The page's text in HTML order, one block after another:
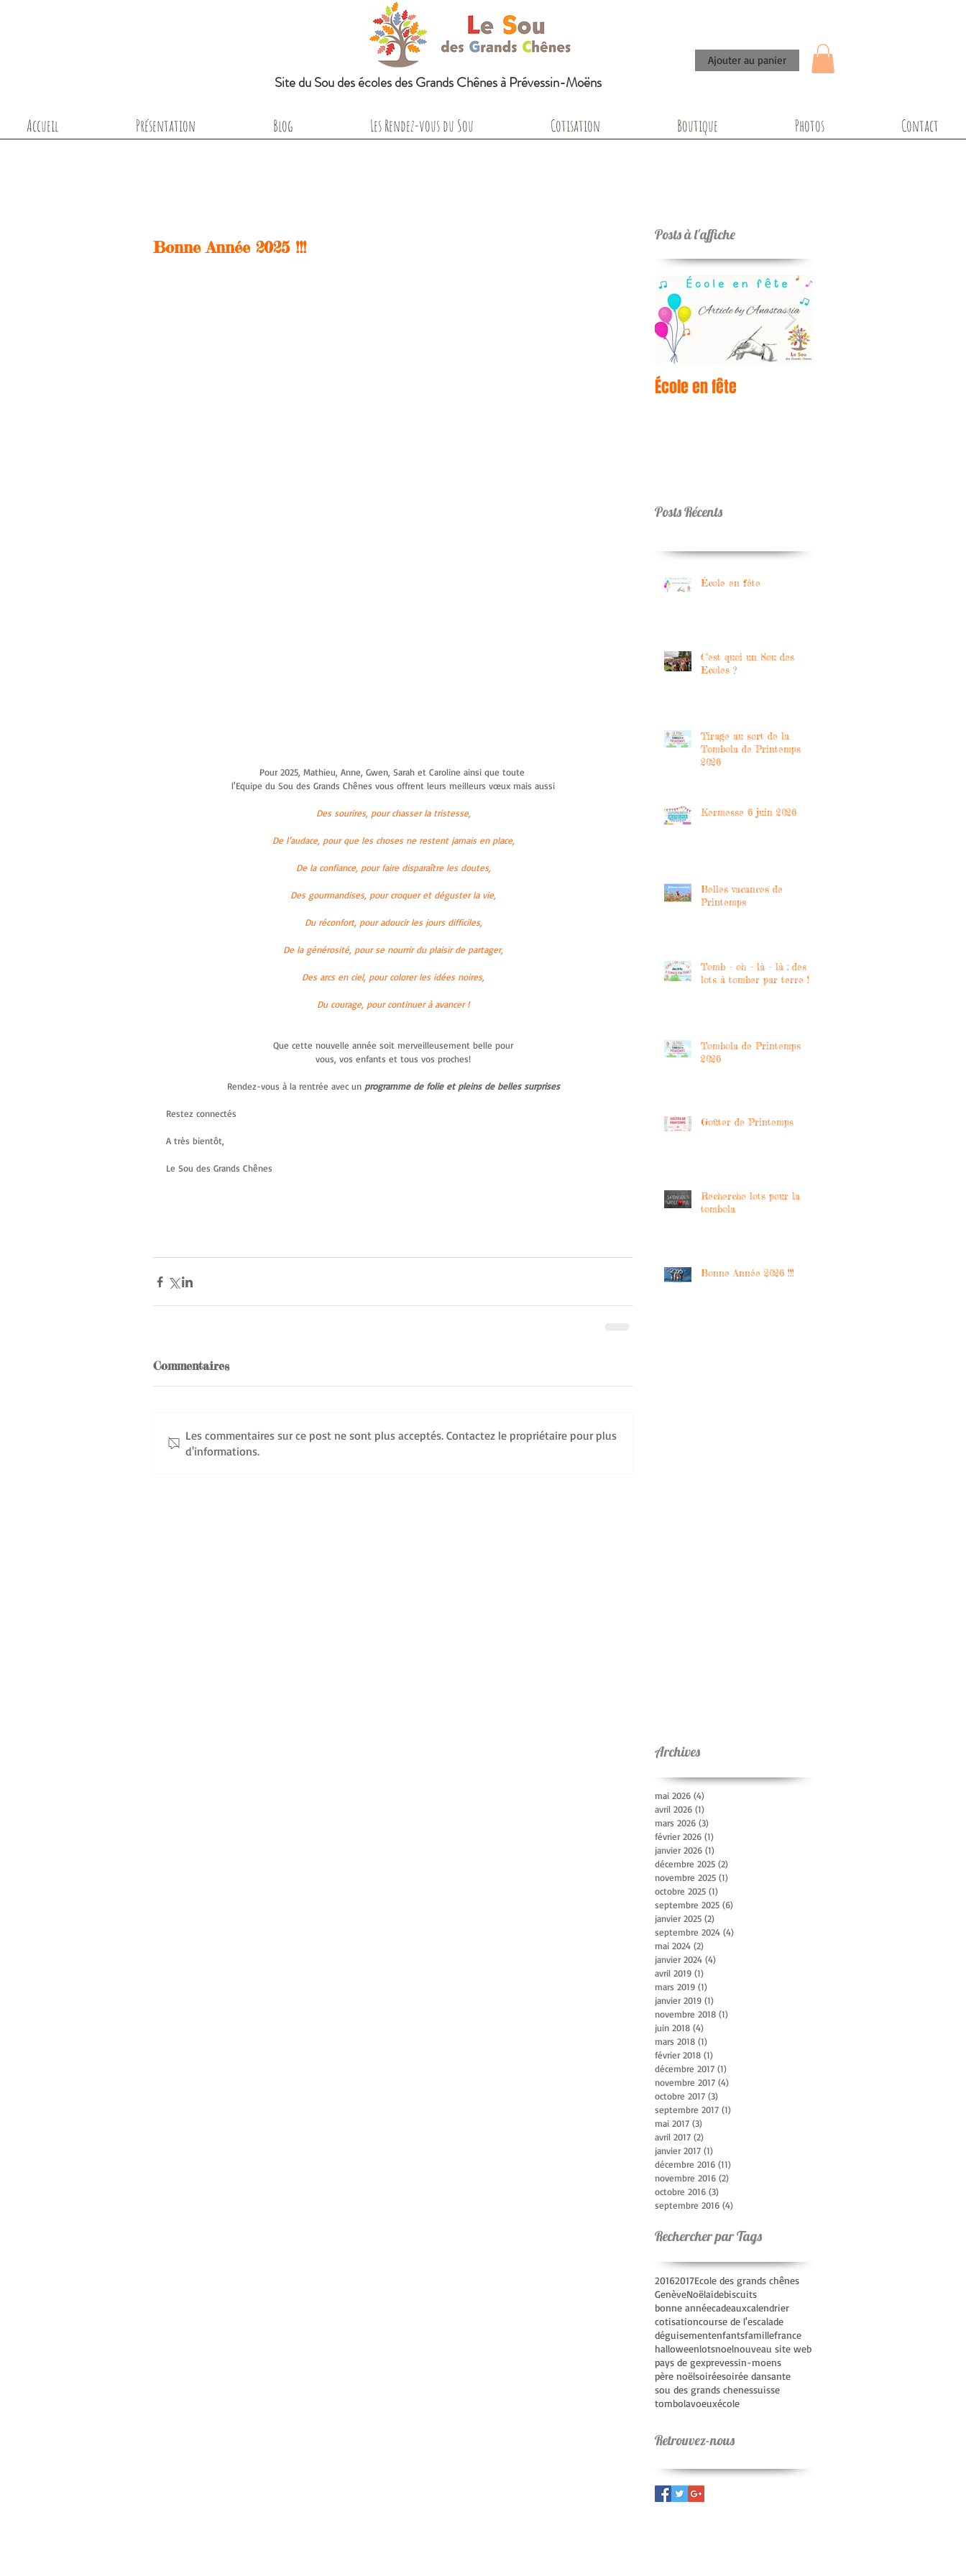
Site du Sou des écoles des Grands Chênes à Prévessin-Moëns
Ajouter au panier
Accueil Présentation Blog Les Rendez-vous du Sou Cotisation Boutique Photos Contact
Bonne Année 2025 !!!
Pour 2025, Mathieu, Anne, Gwen, Sarah et Caroline ainsi que toute
l'Equipe du Sou des Grands Chênes vous offrent leurs meilleurs vœux mais aussi
Des sourires, pour chasser la tristesse,
De l’audace, pour que les choses ne restent jamais en place,
De la confiance, pour faire disparaître les doutes,
Des gourmandises, pour croquer et déguster la vie,
Du réconfort, pour adoucir les jours difficiles,
De la générosité, pour se nourrir du plaisir de partager,
Des arcs en ciel, pour colorer les idées noires,
Du courage, pour continuer à avancer !
Que cette nouvelle année soit merveilleusement belle pour
vous, vos enfants et tous vos proches!
Rendez-vous à la rentrée avec un programme de folie et pleins de belles surprises
Restez connectés
A très bientôt,
Le Sou des Grands Chênes
Commentaires
Les commentaires sur ce post ne sont plus acceptés. Contactez le propriétaire pour plus
d'informations.
Posts à l'affiche
École en fête
Posts Récents
École en fête
C'est quoi un Sou des
Ecoles ?
Tirage au sort de la
Tombola de Printemps
2026
Kermesse 6 juin 2026
Belles vacances de
Printemps
Tomb – oh – là – là : des
lots à tomber par terre !
Tombola de Printemps
2026
Goûter de Printemps
Recherche lots pour la
tombola
Bonne Année 2026 !!!
Archives
mai 2026 (4)
avril 2026 (1)
mars 2026 (3)
février 2026 (1)
janvier 2026 (1)
décembre 2025 (2)
novembre 2025 (1)
octobre 2025 (1)
septembre 2025 (6)
janvier 2025 (2)
septembre 2024 (4)
mai 2024 (2)
janvier 2024 (4)
avril 2019 (1)
mars 2019 (1)
janvier 2019 (1)
novembre 2018 (1)
juin 2018 (4)
mars 2018 (1)
février 2018 (1)
décembre 2017 (1)
novembre 2017 (4)
octobre 2017 (3)
septembre 2017 (1)
mai 2017 (3)
avril 2017 (2)
janvier 2017 (1)
décembre 2016 (11)
novembre 2016 (2)
octobre 2016 (3)
septembre 2016 (4)
Rechercher par Tags
20162017Ecole des grands chênes
GenèveNoëlaidebiscuits
bonne annéecadeauxcalendrier
cotisationcourse de l'escalade
déguisementenfantsfamillefrance
halloweenlotsnoelnouveau site web
pays de gexprevessin-moens
père noëlsoiréesoirée dansante
sou des grands chenessuisse
tombolavoeuxécole
Retrouvez-nous